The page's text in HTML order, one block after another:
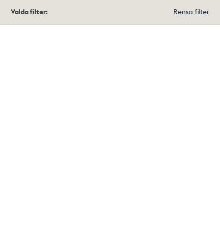
träffar
Valda filter: Rensa filter